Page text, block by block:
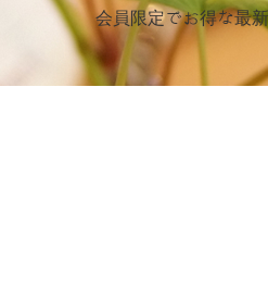
会員限定でお得な最